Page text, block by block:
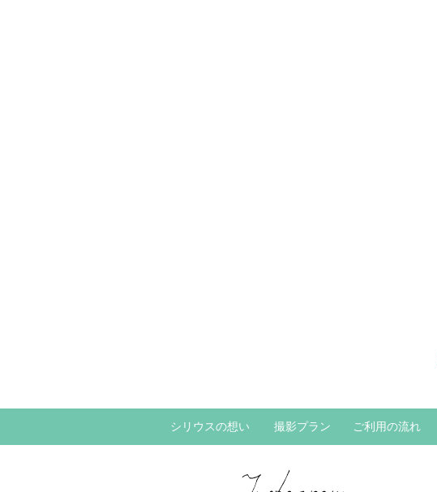
シリウスの想い 撮影プラン ご利用の流れ